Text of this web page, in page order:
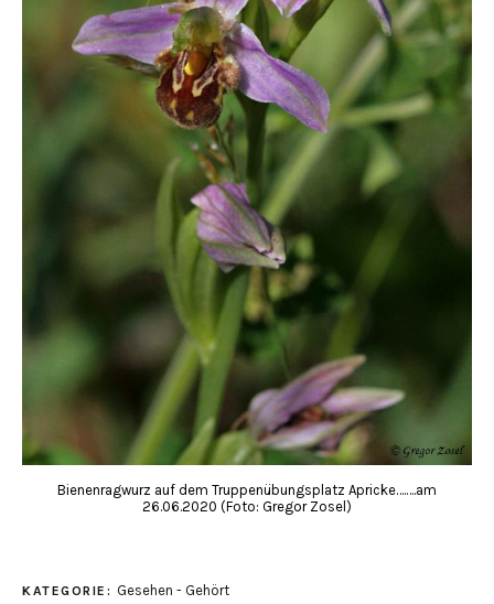
Bienenragwurz auf dem Truppenübungsplatz Apricke….….am
26.06.2020 (Foto: Gregor Zosel)
KATEGORIE: Gesehen - Gehört